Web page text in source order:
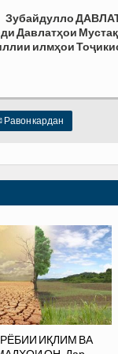
Зубайдулло
Давлатҳои
илмҳои
Равон кардан
ИҚЛИМ ВА